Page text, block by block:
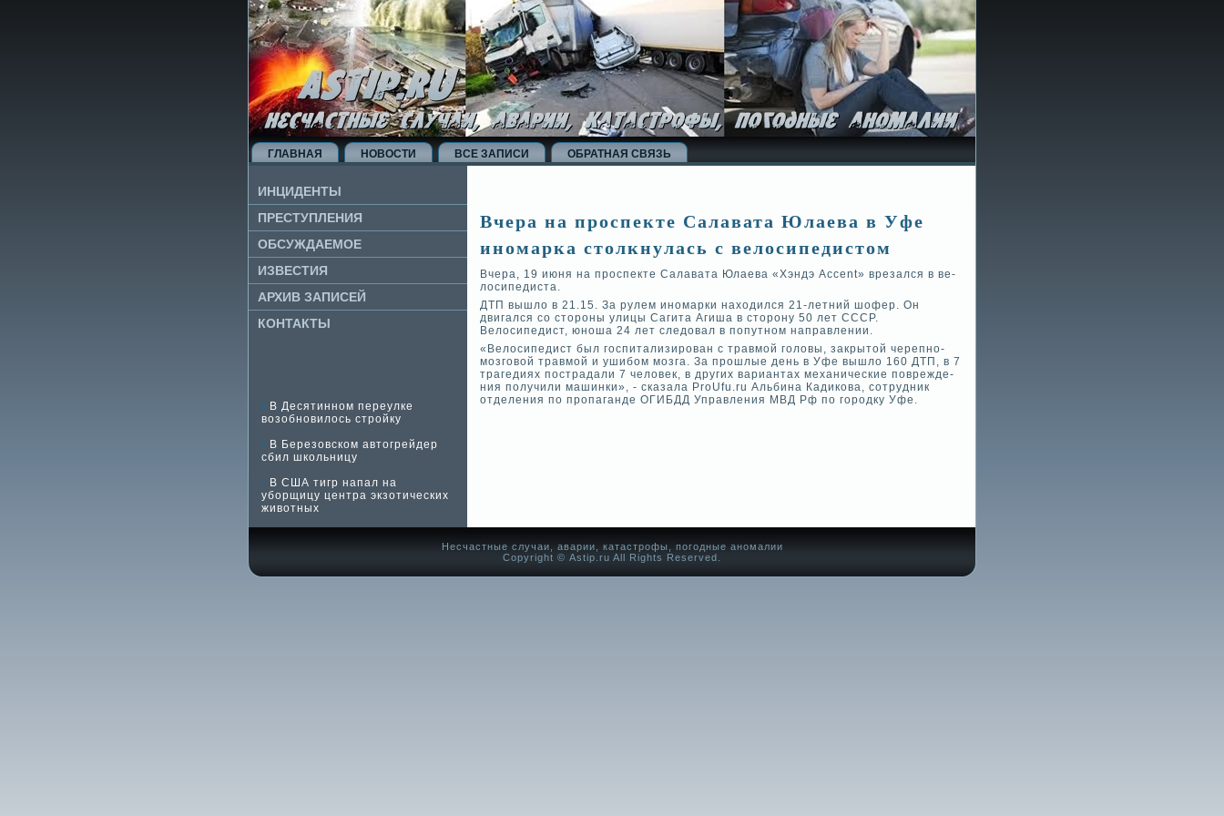
ГЛАВНАЯ НОВОСТИ ВСЕ ЗАПИСИ ОБРАТНАЯ СВЯЗЬ
ИНЦИДЕНТЫ
ПРЕСТУПЛЕНИЯ
ОБСУЖДАЕМОЕ
ИЗВЕ­СТИЯ
АРХИВ ЗАПИСЕЙ
КОНТАКТЫ
В Десятинном переулке
возобновилось стройку
В Березовском автогрейдер
сбил школьницу
В США тигр напал на
уборщицу центра экзотических
животных
Вчера на проспекте Салавата Юлаева в Уфе
иномарка столкнулась с ве­лосипедистом
Вчера, 19 июня на проспекте Салавата Юлаева «Хэндэ Accent» врезался в ве­
лосипедиста.
ДТП вышло в 21.15. За рулем иномарки находился 21-летний шофер. Он
двигался со стороны улицы Сагита Агиша в сторону 50 лет СССР.
Велосипедист, юноша 24 лет следовал в попутном направлении.
«Велосипедист был госпитализирован с травмой головы, закрытой черепно-
мозговой травмой и ушибом мозга. За прошлые де­нь в Уфе вышло 160 ДТП, в 7
трагедиях пострадали 7 челове­к, в других вариантах механические поврежде­
ния получили машинки», - сказала ProUfu.ru Альби­на Кадикова, сотрудник
отде­ления по пропаганде­ ОГИБДД Управления МВД Рф по городку Уфе.
Несчастные случаи, аварии, катастрофы, погодные аномалии
Copyright © Аstip.ru All Rights Reserved.